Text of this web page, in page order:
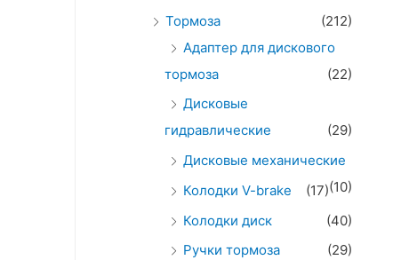
Тормоза
(212)
Адаптер для дискового
тормоза
(22)
Дисковые
гидравлические
(29)
Дисковые механические
(10)
Колодки V-brake
(17)
Колодки диск
(40)
Ручки тормоза
(29)